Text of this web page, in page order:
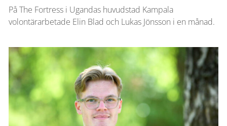
På The Fortress i Ugandas huvudstad Kampala
volontärarbetade Elin Blad och Lukas Jönsson i en månad.